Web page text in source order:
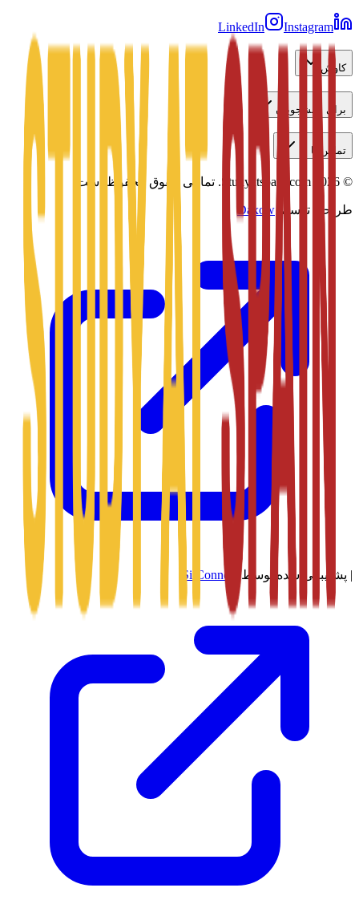
LinkedIn Instagram
کاوش
برای دانشجویان
تماس با ما
©
2026 تمامی حقوق محفوظ است.
طراحی توسط Daxow
| پشتیبانی شده توسط SitConnect